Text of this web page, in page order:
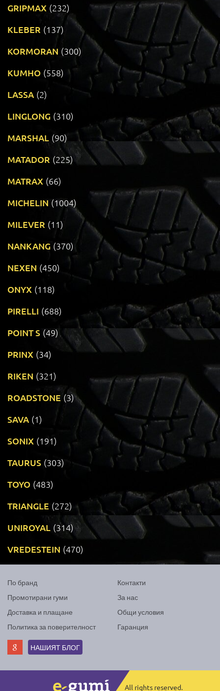
GRIPMAX (232)
KLEBER (137)
KORMORAN (300)
KUMHO (558)
LASSA (2)
LINGLONG (310)
MARSHAL (90)
MATADOR (225)
MATRAX (66)
MICHELIN (1004)
MILEVER (11)
NANKANG (370)
NEXEN (450)
ONYX (118)
PIRELLI (688)
POINT S (49)
PRINX (34)
RIKEN (321)
ROADSTONE (3)
SAVA (1)
SONIX (191)
TAURUS (303)
TOYO (483)
TRIANGLE (272)
UNIROYAL (314)
VREDESTEIN (470)
По бранд
Промотирани гуми
Доставка и плащане
Политика за поверителност
Контакти
За нас
Общи условия
Гаранция
НАШИЯТ БЛОГ
All rights reserved.